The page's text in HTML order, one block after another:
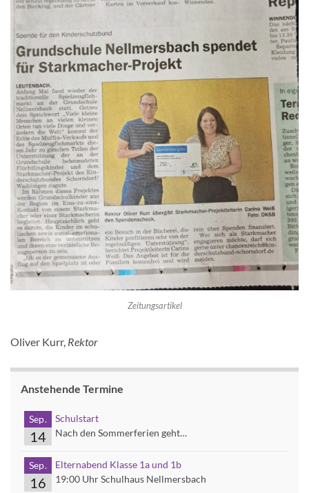
Zeitungsartikel
Oliver Kurr, Rektor
Anstehende Termine
Sep.
14
Schulstart
Nach den Sommerferien geht…
Sep.
16
Elternabend Klasse 1a und 1b
19:00 Uhr Schulhaus Nellmersbach